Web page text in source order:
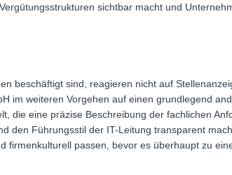
sichtbar macht und
beschäftigt sind, reagieren nicht auf
im weiteren Vorgehen auf einen grundlegend
die eine präzise Beschreibung der fachlichen
den Führungsstil der IT-Leitung transparent
firmenkulturell passen, bevor es überhaupt zu